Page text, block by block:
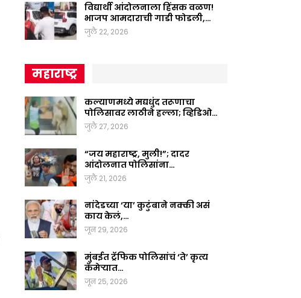
विद्यार्थी आंदोलनाला हिंसक वळण!
भाजप आमदाराची गाडी फोडली,…
जुलै 22, 2026
महाराष्ट्र
कल्याणमध्ये मद्यधुंद तरूणाचा
पोलिसावर लाठीने हल्ला; व्हिडिओ…
जुलै 27, 2026
“जय महाराष्ट्र, मुली!”; दादर
आंदोलनात पोलिसांना…
जुलै 21, 2026
नांदेडच्या ‘या’ कुटुंबाने नक्की असं
काय केलं,…
जून 29, 2026
मुंबईत ट्रॅफिक पोलिसांचं ‘ते’ कृत्य
कॅमेऱ्यात…
जून 25, 2026